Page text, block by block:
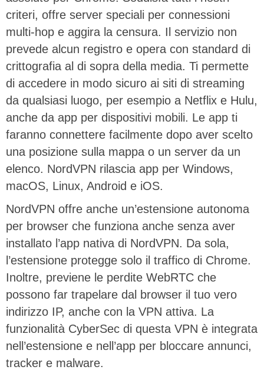
criteri, offre server speciali per connessioni
multi-hop e aggira la censura. Il servizio non
prevede alcun registro e opera con standard di
crittografia al di sopra della media. Ti permette
di accedere in modo sicuro ai siti di streaming
da qualsiasi luogo, per esempio a Netflix e Hulu,
anche da app per dispositivi mobili. Le app ti
faranno connettere facilmente dopo aver scelto
una posizione sulla mappa o un server da un
elenco. NordVPN rilascia app per Windows,
macOS, Linux, Android e iOS.
NordVPN offre anche un’estensione autonoma
per browser che funziona anche senza aver
installato l’app nativa di NordVPN. Da sola,
l’estensione protegge solo il traffico di Chrome.
Inoltre, previene le perdite WebRTC che
possono far trapelare dal browser il tuo vero
indirizzo IP, anche con la VPN attiva. La
funzionalità CyberSec di questa VPN è integrata
nell’estensione e nell’app per bloccare annunci,
tracker e malware.